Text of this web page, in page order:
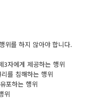
위를 하지 않아야 합니다.
3자에게 제공하는 행위
를 침해하는 행위
포하는 행위
위